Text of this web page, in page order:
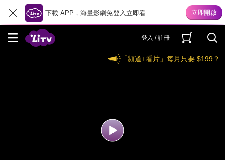
下載 APP，海量影劇免登入立即看
登入 / 註冊
「頻道+看片」每月只要 $199？